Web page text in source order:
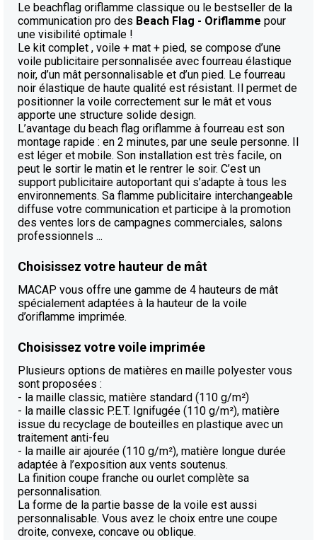
Le beachflag oriflamme classique ou le bestseller de la
communication pro des Beach Flag - Oriflamme pour
une visibilité optimale !
Le kit complet , voile + mat + pied, se compose d’une
voile publicitaire personnalisée avec fourreau élastique
noir, d’un mât personnalisable et d’un pied. Le fourreau
noir élastique de haute qualité est résistant. Il permet de
positionner la voile correctement sur le mât et vous
apporte une structure solide design.
L’avantage du beach flag oriflamme à fourreau est son
montage rapide : en 2 minutes, par une seule personne. Il
est léger et mobile. Son installation est très facile, on
peut le sortir le matin et le rentrer le soir. C’est un
support publicitaire autoportant qui s’adapte à tous les
environnements. Sa flamme publicitaire interchangeable
diffuse votre communication et participe à la promotion
des ventes lors de campagnes commerciales, salons
professionnels ...
Choisissez votre hauteur de mât
MACAP vous offre une gamme de 4 hauteurs de mât
spécialement adaptées à la hauteur de la voile
d’oriflamme imprimée.
Choisissez votre voile imprimée
Plusieurs options de matières en maille polyester vous
sont proposées :
- la maille classic, matière standard (110 g/m²)
- la maille classic P.E.T. Ignifugée (110 g/m²), matière
issue du recyclage de bouteilles en plastique avec un
traitement anti-feu
- la maille air ajourée (110 g/m²), matière longue durée
adaptée à l’exposition aux vents soutenus.
La finition coupe franche ou ourlet complète sa
personnalisation.
La forme de la partie basse de la voile est aussi
personnalisable. Vous avez le choix entre une coupe
droite, convexe, concave ou oblique.